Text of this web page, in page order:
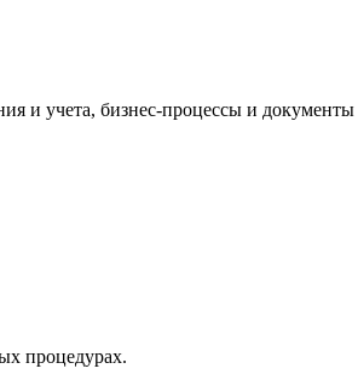
и учета, бизнес-процессы и документы
процедурах.